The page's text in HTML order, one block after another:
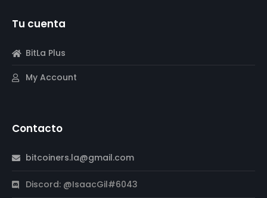
Tu cuenta
BitLa Plus
My Account
Contacto
bitcoiners.la@gmail.com
Discord: @IsaacGil#6043